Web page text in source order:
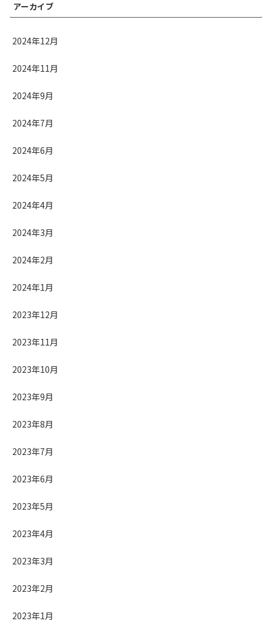
アーカイブ
2024年12月
2024年11月
2024年9月
2024年7月
2024年6月
2024年5月
2024年4月
2024年3月
2024年2月
2024年1月
2023年12月
2023年11月
2023年10月
2023年9月
2023年8月
2023年7月
2023年6月
2023年5月
2023年4月
2023年3月
2023年2月
2023年1月